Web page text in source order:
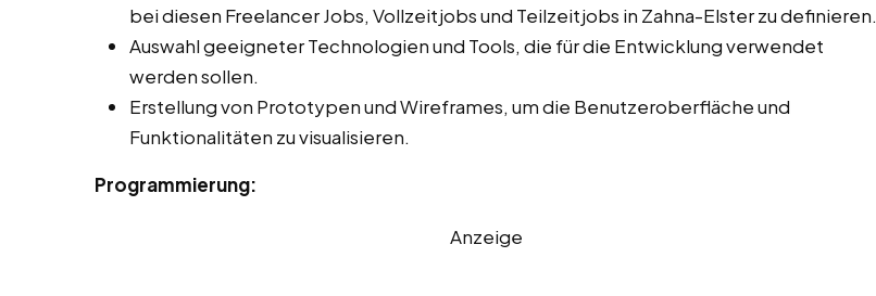
bei diesen Freelancer Jobs, Vollzeitjobs und Teilzeitjobs in Zahna-Elster zu definieren.
Auswahl geeigneter Technologien und Tools, die für die Entwicklung verwendet
werden sollen.
Erstellung von Prototypen und Wireframes, um die Benutzeroberfläche und
Funktionalitäten zu visualisieren.
Programmierung:
Anzeige